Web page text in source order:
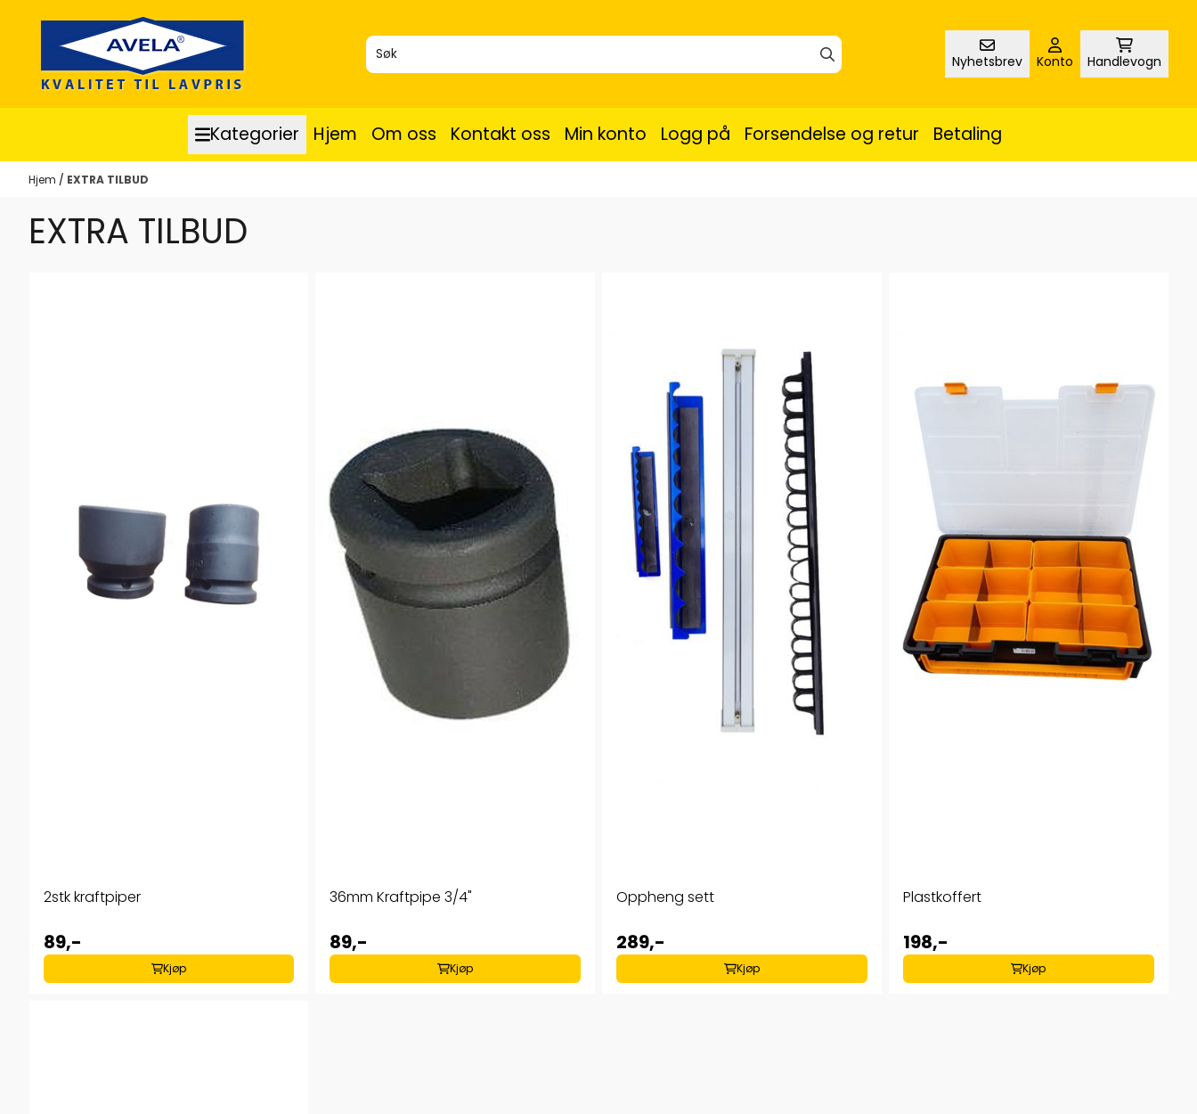
Hopp til innhold
Nyhetsbrev Konto Handlevogn
Kategorier Hjem Om oss Kontakt oss Min konto Logg på Forsendelse og retur Betaling
Hjem / EXTRA TILBUD
EXTRA TILBUD
2stk kraftpiper
89,-
Kjøp
36mm Kraftpipe 3/4"
89,-
Kjøp
Oppheng sett
289,-
Kjøp
Plastkoffert
198,-
Kjøp